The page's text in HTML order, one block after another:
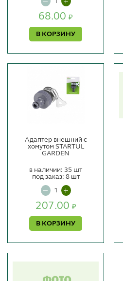
68.00 ₽
В КОРЗИНУ
Адаптер внешний с
хомутом STARTUL
GARDEN
207.00 ₽
В КОРЗИНУ
в наличии: 35 шт
под заказ: 8 шт